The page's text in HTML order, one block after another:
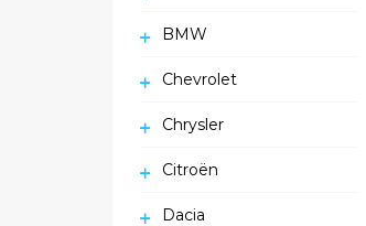
BMW
Chevrolet
Chrysler
Citroën
Dacia